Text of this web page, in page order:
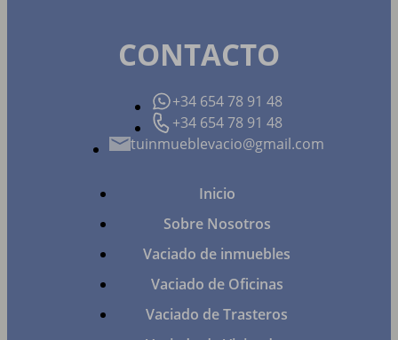
CONTACTO
+34 654 78 91 48
+34 654 78 91 48
tuinmueblevacio@gmail.com
Inicio
Sobre Nosotros
Vaciado de inmuebles
Vaciado de Oficinas
Vaciado de Trasteros